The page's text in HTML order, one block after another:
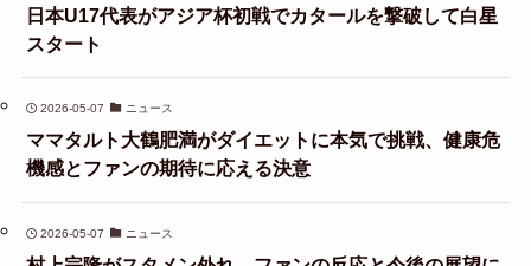
日本U17代表がアジア杯初戦でカタールを撃破して白星
スタート
2026-05-07 ニュース
ママタルト大鶴肥満がダイエットに本気で挑戦、健康危
機感とファンの期待に応える決意
2026-05-07 ニュース